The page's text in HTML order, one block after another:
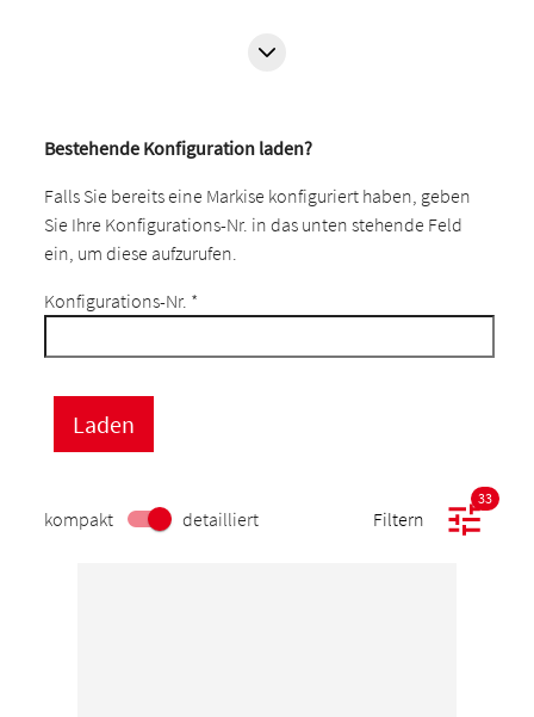
Bestehende Konfiguration laden?
Falls Sie bereits eine Markise konfiguriert haben, geben
Sie Ihre Konfigurations-Nr. in das unten stehende Feld
ein, um diese aufzurufen.
Konfigurations-Nr. *
kompakt detailliert Filtern
33